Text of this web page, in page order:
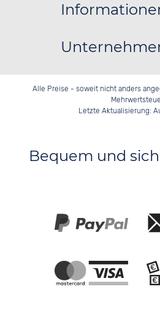
Alle Preise - soweit nicht anders
Letzte Aktualisierung:
Bequem und